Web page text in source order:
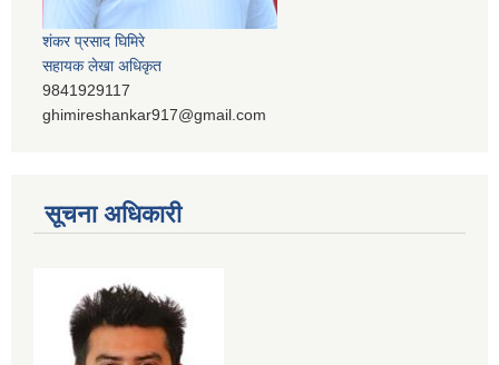
शंकर प्रसाद घिमिरे
सहायक लेखा अधिकृत
9841929117
ghimireshankar917@gmail.com
सूचना अधिकारी